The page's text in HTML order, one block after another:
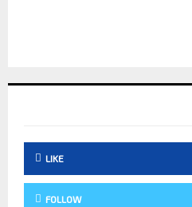
LIKE
FOLLOW